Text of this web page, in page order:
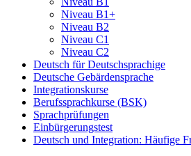
Niveau B1+
Niveau B2
Niveau C1
Niveau C2
Deutsch für Deutschsprachige
Deutsche Gebärdensprache
Integrationskurse
Berufssprachkurse (BSK)
Sprachprüfungen
Einbürgerungstest
Deutsch und Integration: Häufige